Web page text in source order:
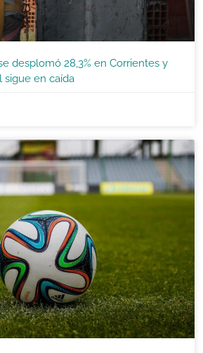
desplomó 28,3% en Corrientes y
en caída